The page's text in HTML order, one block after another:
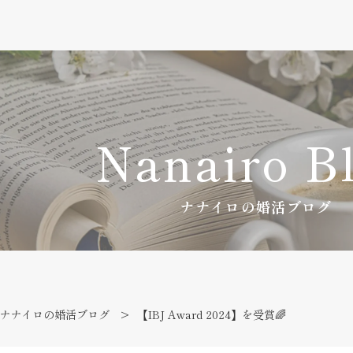
Nanairo
ナナイロの婚活ブログ
ナナイロの婚活ブログ 【IBJ Award 2024】を受賞🌈